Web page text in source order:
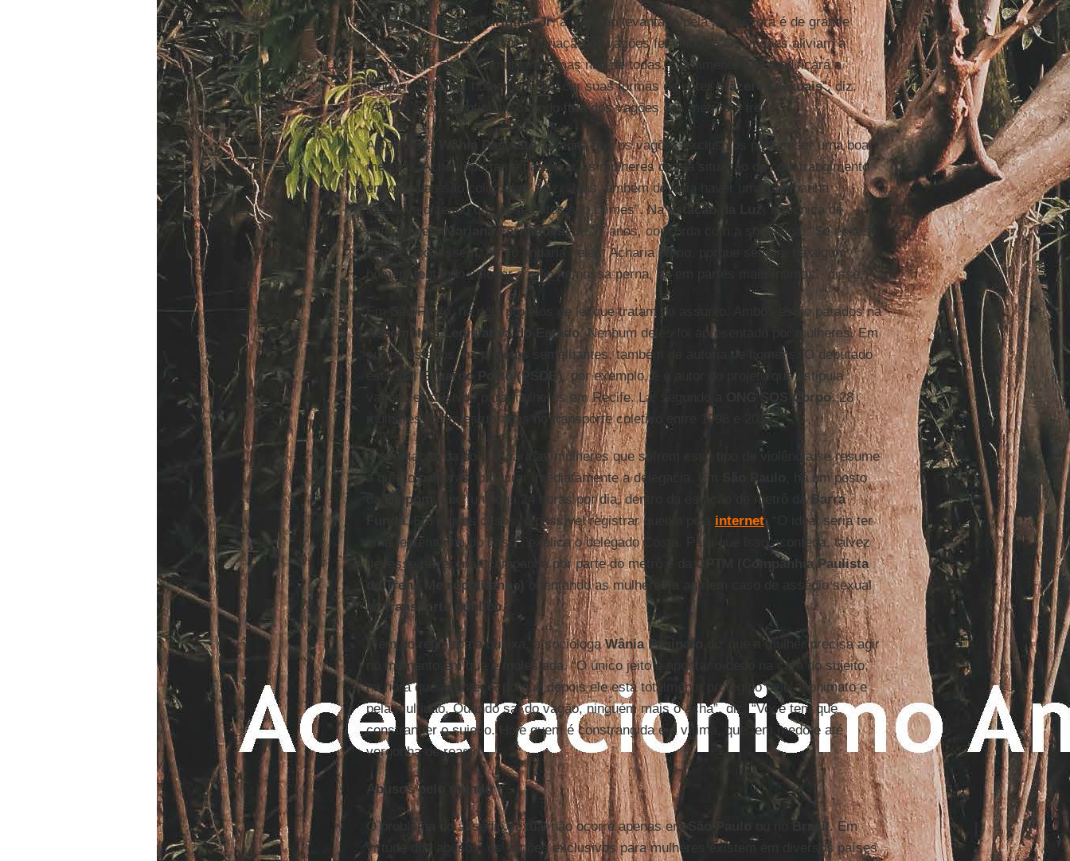
Para o psicólogo Rodrigues Jr, a questão levantada pela professora é de grande
importância na discussão da criação de vagões femininos. “Os vagões aliviam a
situação de algumas mulheres, mas não de todas. Certamente não modificará a
tendência destes homens de buscar suas formas de obterprazeres sexuais”, diz.
“Afinal, a vida continua existindo fora dos vagões dos metrôs e trens”.
A socióloga Wânia Pasinatoacredita que os vagões exclusivos podem ser uma boa
medida. “Acho importante para tirar as mulheres dessa situação de constrangimento
em que elas são colocadas”, diz. “Mas também deveria haver uma campanha
intensiva dizendo que esses atos são crimes”. Naestação da Luz
, a técnica de
enfermagem
Mariana Fernandes , de 27 anos, concorda com a socióloga: “Se esses
vagões existissem, eu só andaria neles. Acharia ótimo, porque sempre há algum
homem tentando colocar a mão na nossa perna, ou em partes mais íntimas”, disse.
Em São Paulo, há dois projetos de lei que tratam do assunto. Ambos estão parados na
Assembleia Legislativa do Estado. Nenhum deles foi apresentado por mulheres. Em
outros estados, há projetos semelhantes, também de autoria de homens. O deputado
estadualEduardo Porto (PSDB), por exemplo, é o autor do projeto que estipula
vagões exclusivos para mulheres em Recife. Lá, segundo a
ONG SOS Corpo, 28
mulheres foram estupradas no transporte coletivo entre 1998 e 2012.
A orientação da polícia para as mulheres que sofrem esse tipo de violência se resume
a quatro palavras: procurar imediatamente a delegacia. Em
São Paulo
, há um posto
Delpom , que funciona 24 horas por dia, dentro da estação de metrô daBarra
Funda. Em alguns casos, é possível registrar queixa pela internet. “O ideal seria ter
uma testemunha do caso”, explica o delegado Costa. Para que isso aconteça, talvez
devesse haver uma campanha por parte do metrô e da CPTM
(Companhia Paulista
de Trens Metropolitanos)
orientando as mulheres a agir em caso de assédio sexual
notransporte público.
Além do registro da queixa, a sociólogaWânia Pasinato
diz que a mulher precisa agir
no momento em que é molestada. “O único jeito é apontar o dedo na cara do sujeito,
na hora que acontece, porque depois ele está totalmente protegido pelo anonimato e
pela multidão. Quando sai do vagão, ninguém mais o acha”, diz. “Você tem que
constranger o sujeito. Hoje quem é constrangida é a vítima, que tem medo e até
vergonha de reagir”.
Abusos pelo mundo
O problema do assédio sexual não ocorre apenas em Brasil. Em
virtude dos abusos, os vagões exclusivos para mulheres existem em diversos países